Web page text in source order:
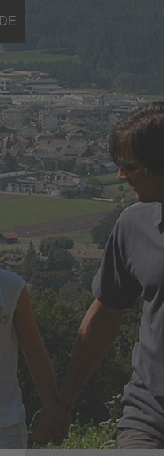
DE